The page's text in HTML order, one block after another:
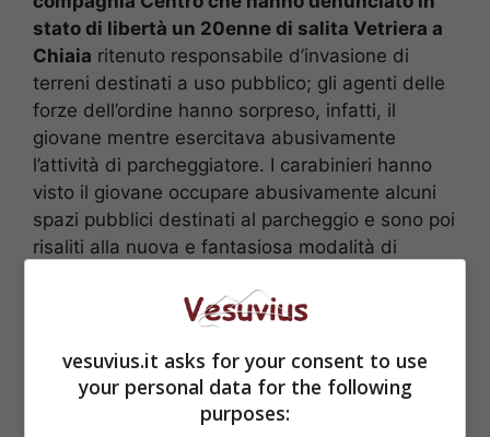
stato di libertà un 20enne di salita Vetriera a
Chiaia ritenuto responsabile d’invasione di
terreni destinati a uso pubblico; gli agenti delle
forze dell’ordine hanno sorpreso, infatti, il
giovane mentre esercitava abusivamente
l’attività di parcheggiatore. I carabinieri hanno
visto il giovane occupare abusivamente alcuni
spazi pubblici destinati al parcheggio e sono poi
risaliti alla nuova e fantasiosa modalità di
abusivo, tramite sms.
vesuvius.it asks for your consent to use
your personal data for the following
purposes: